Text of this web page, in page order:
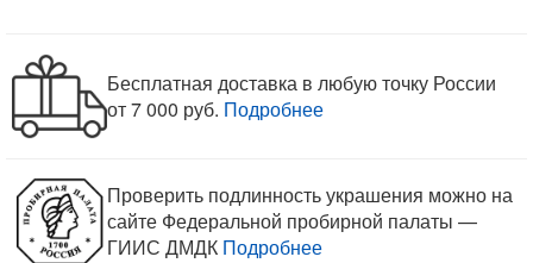
Бесплатная доставка в любую точку России
от 7 000 руб. Подробнее
Проверить подлинность украшения можно на
сайте Федеральной пробирной палаты —
ГИИС ДМДК Подробнее